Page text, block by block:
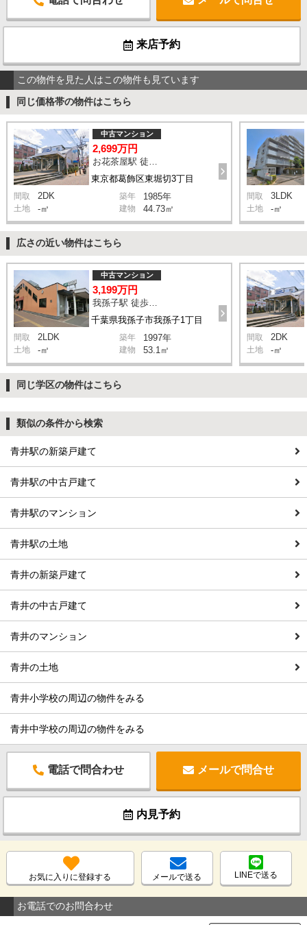
来店予約
この物件を見た人はこの物件も見ています
同じ価格帯の物件はこちら
東京都葛飾区東堀切3丁目
中古マンション
2,699万円
間取 2DK 築年 1985年
土地 -㎡ 建物 44.73㎡
間取 3LDK
土地 -㎡
広さの近い物件はこちら
千葉県我孫子市我孫子1丁目
中古マンション
3,199万円
我孫子駅 徒歩2分
間取 2LDK 築年 1997年
土地 -㎡ 建物 53.1㎡
間取 2DK
土地 -㎡
同じ学区の物件はこちら
類似の条件から検索
青井駅の新築戸建て
青井駅の中古戸建て
青井駅のマンション
青井駅の土地
青井の新築戸建て
青井の中古戸建て
青井のマンション
青井の土地
青井小学校の周辺の物件をみる
青井中学校の周辺の物件をみる
電話で問合わせ メールで問合せ
内見予約
お気に入りに登録する メールで送る LINEで送る
お電話でのお問合わせ